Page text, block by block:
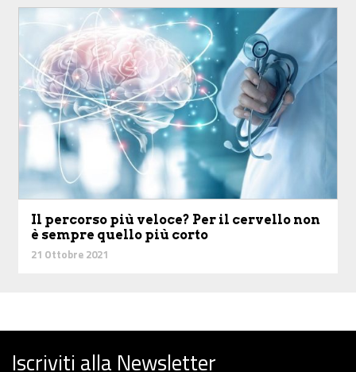
Il percorso più veloce? Per il cervello non
è sempre quello più corto
21 Ottobre 2021
Iscriviti alla Newsletter